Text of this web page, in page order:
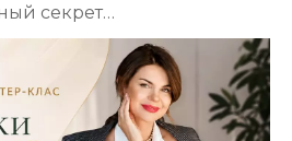
секрет…